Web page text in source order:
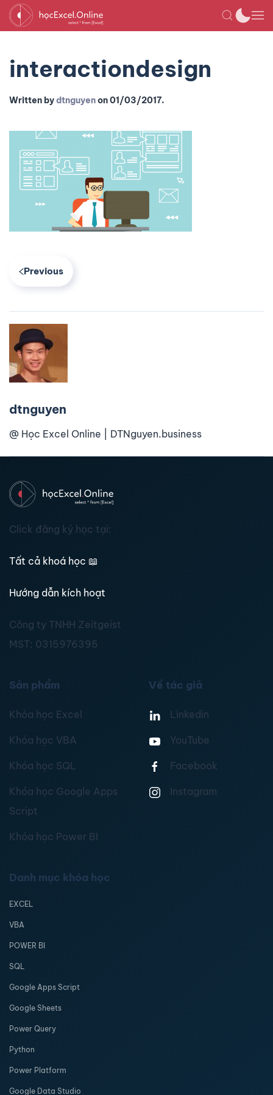
interactiondesign
Written bydtnguyenon01/03/2017.
Previous
dtnguyen
@ Học Excel Online | DTNguyen.business
Click đăng ký học tại:
Tất cả khoá học 📖
Hướng dẫn kích hoạt
Công ty TNHH Zeitgeist
MST: 0315976395
Sản phẩm
Khóa học Excel
Khóa học VBA
Khóa học SQL
Khóa học Google Apps
Script
Khóa học Power BI
Về tác giả
Linkedin
YouTube
Facebook
Instagram
Danh mục khóa học
EXCEL
VBA
POWER BI
SQL
Google Apps Script
Google Sheets
Power Query
Python
Power Platform
Google Data Studio